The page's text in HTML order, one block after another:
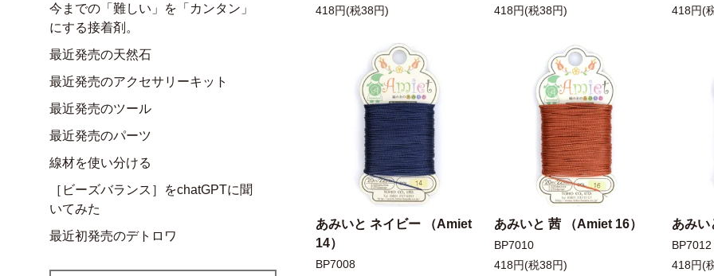
418円(税38円)
418円(税38円)
418円(
あみいと ネイビー （Amiet
14）
BP7008
あみいと 茜 （Amiet 16）
BP7010
418円(税38円)
あみい
BP7012
418円(
今までの「難しい」を「カンタン」
にする接着剤。
最近発売の天然石
最近発売のアクセサリーキット
最近発売のツール
最近発売のパーツ
線材を使い分ける
［ビーズバランス］をchatGPTに聞
いてみた
最近初発売のデトロワ